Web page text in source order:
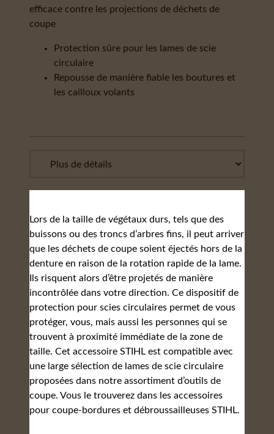
efficace contre les projections de déchets de
coupe
Protection sûre pour les lames de scie
circulaire
Repousse de manière fiable les boutures et
les cailloux volants
Lors de la taille de végétaux durs, tels que des
buissons ou des troncs d’arbres fins, il peut arriver
que les déchets de coupe soient éjectés hors de la
denture en raison de la rotation rapide de la lame.
Ils risquent alors d’être projetés de manière
incontrôlée dans votre direction. Ce dispositif de
protection pour scies circulaires permet de vous
protéger, vous, mais aussi les personnes qui se
trouvent à proximité immédiate de la zone de
taille. Cet accessoire STIHL est compatible avec
une large sélection de lames de scie circulaire
proposées dans notre assortiment d’outils de
coupe. Vous le trouverez dans les accessoires
pour coupe-bordures et débroussailleuses STIHL.